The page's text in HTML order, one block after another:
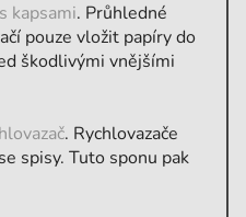
kapsami. Průhledné
pouze vložit papíry do
škodlivými vnějšími
. Rychlovazače
se spisy. Tuto sponu pak